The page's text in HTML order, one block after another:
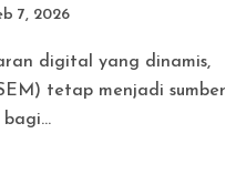
7, 2026
tetap menjadi sumber